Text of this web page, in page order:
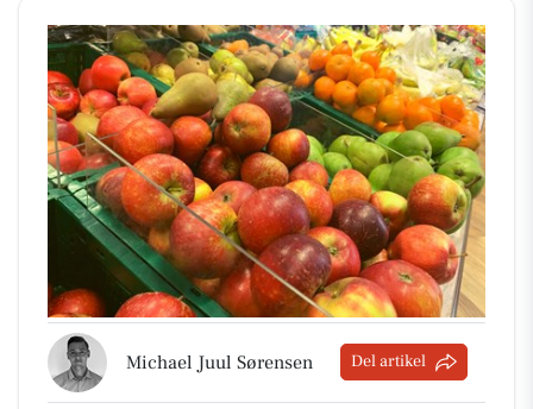
Michael Juul Sørensen Del artikel